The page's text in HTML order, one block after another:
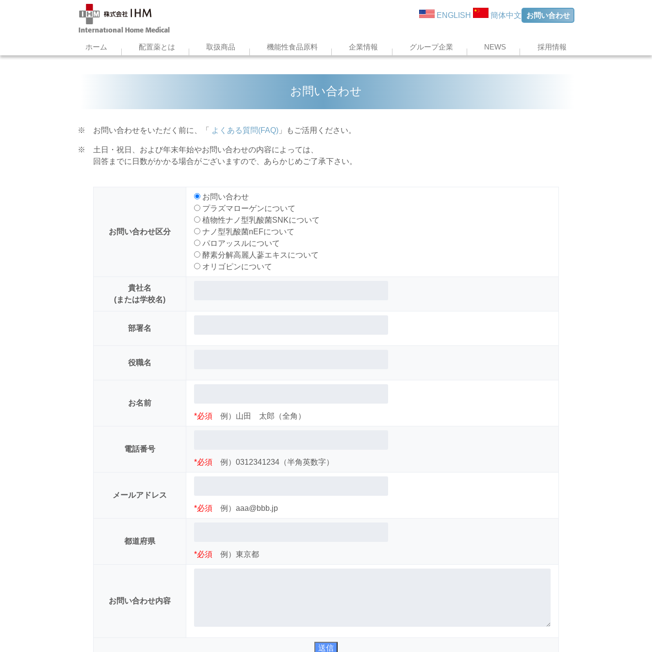
お問い合わせ
ENGLISH 簡体中文
ホーム 配置薬とは 取扱商品 機能性食品原料 企業情報 グループ企業 NEWS 採用情報
お問い合わせ
※ お問い合わせをいただく前に、「 よくある質問(FAQ) 」もご活用ください。
※ 土日・祝日、および年末年始やお問い合わせの内容によっては、
回答までに日数がかかる場合がございますので、あらかじめご了承下さい。
お問い合わせ区分
お問い合わせ
プラズマローゲンについて
植物性ナノ型乳酸菌SNKについて
ナノ型乳酸菌nEFについて
パロアッスルについて
酵素分解高麗人蔘エキスについて
オリゴピンについて
貴社名
(または学校名)
部署名
役職名
お名前
*必須 例）山田 太郎（全角）
電話番号
*必須 例）0312341234（半角英数字）
メールアドレス
*必須 例）aaa@bbb.jp
都道府県
*必須 例）東京都
お問い合わせ内容
送信